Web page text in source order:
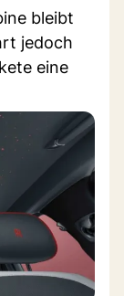
bleibt
jedoch
eine